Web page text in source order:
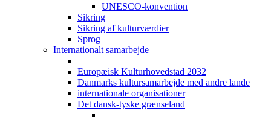
UNESCO-konvention
Sikring
Sikring af kulturværdier
Sprog
Internationalt samarbejde
Europæisk Kulturhovedstad 2032
Danmarks kultursamarbejde med andre lande
internationale organisationer
Det dansk-tyske grænseland